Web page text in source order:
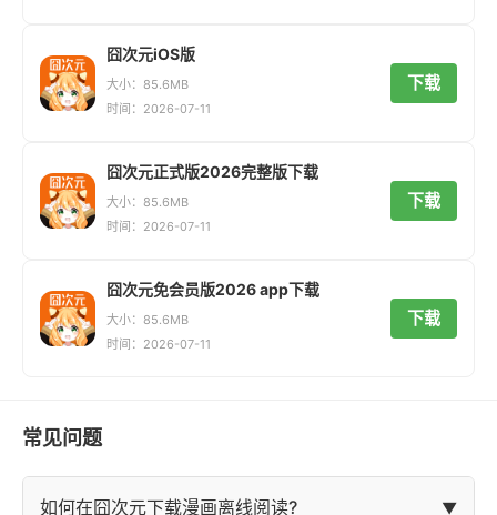
囧次元iOS版
大小：85.6MB
时间：2026-07-11
下载
囧次元正式版2026完整版下载
大小：85.6MB
时间：2026-07-11
下载
囧次元免会员版2026 app下载
大小：85.6MB
时间：2026-07-11
下载
常见问题
如何在囧次元下载漫画离线阅读? ▼